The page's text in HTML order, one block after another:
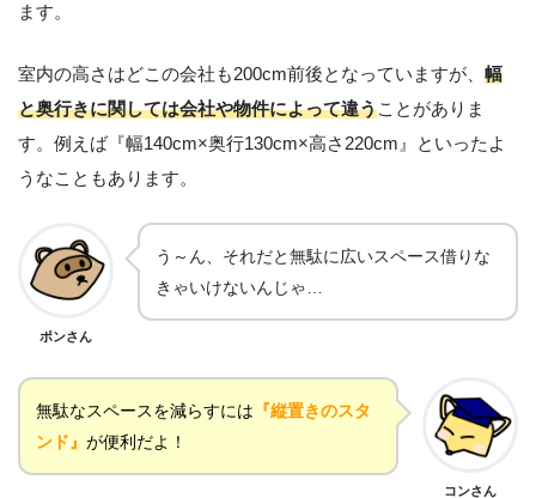
ます。
室内の高さはどこの会社も200cm前後となっていますが、 幅
と奥行きに関しては会社や物件によって違うことがありま
す。例えば『幅140cm×奥行130cm×高さ220cm』といったよ
うなこともあります。
ポンさん
う～ん、それだと無駄に広いスペース借りな
きゃいけないんじゃ…
無駄なスペースを減らすには 『縦置きのスタ
ンド』 が便利だよ！
コンさん